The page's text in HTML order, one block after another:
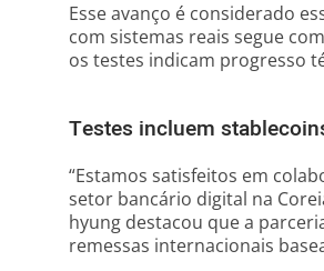
Esse avanço é considerado
com sistemas reais segue
os testes indicam progresso
Testes incluem
“Estamos satisfeitos em
setor bancário digital na
hyung destacou que a
remessas internacionais